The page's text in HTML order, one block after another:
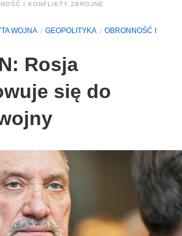
I KONFLIKTY ZBROJNE
WOJNA GEOPOLITYKA
ОBRONNOŚĆ I
Rosja
się do